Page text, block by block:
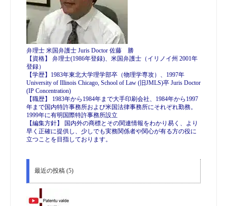
弁理士 米国弁護士 Juris Doctor 佐藤 勝
【資格】 弁理士(1986年登録)、米国弁護士（イリノイ州 2001年
登録）
【学歴】1983年東北大学理学部卒（物理学専攻）、1997年
University of Illinois Chicago, School of Law (旧JMLS)卒 Juris Doctor
(IP Concentration)
【職歴】 1983年から1984年まで大手印刷会社、1984年から1997
年まで国内特許事務所および米国法律事務所にそれぞれ勤務。
1999年に有明国際特許事務所設立
【編集方針】 国内外の商標とその関連情報をわかり易く、より
早く正確に提供し、少しでも実務関係者や関心が有る方の役に
立つことを目指しております。
最近の投稿 (5)